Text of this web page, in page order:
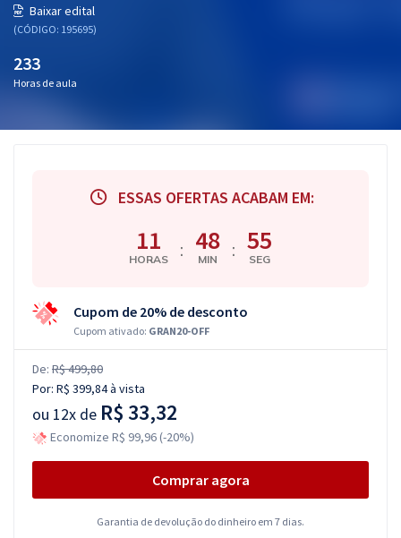
Atendimento
Baixar edital
(CÓDIGO: 195695)
233
Horas de aula
ESSAS OFERTAS ACABAM EM:
11
HORAS : 48
MIN : 55
SEG
Cupom de 20% de desconto
Cupom ativado: GRAN20-OFF
De: R$ 499,80
Por: R$ 399,84à vista
ou 12x de R$ 33,32
Economize R$ 99,96 (-20%)
Comprar agora
Garantia de devolução do dinheiro em 7 dias.